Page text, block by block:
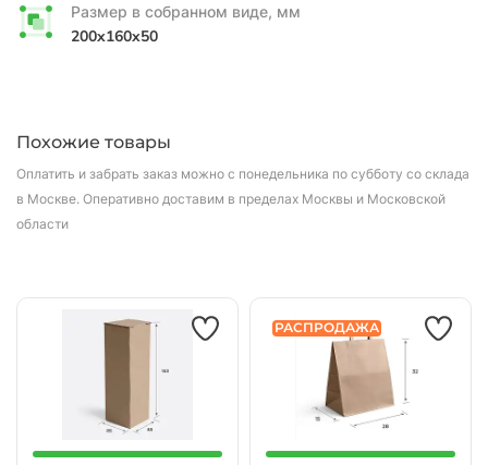
Размер в собранном виде, мм
200x160x50
Похожие товары
Оплатить и забрать заказ можно с понедельника по субботу со склада
в Москве. Оперативно доставим в пределах Москвы и Московской
области
РАСПРОДАЖА